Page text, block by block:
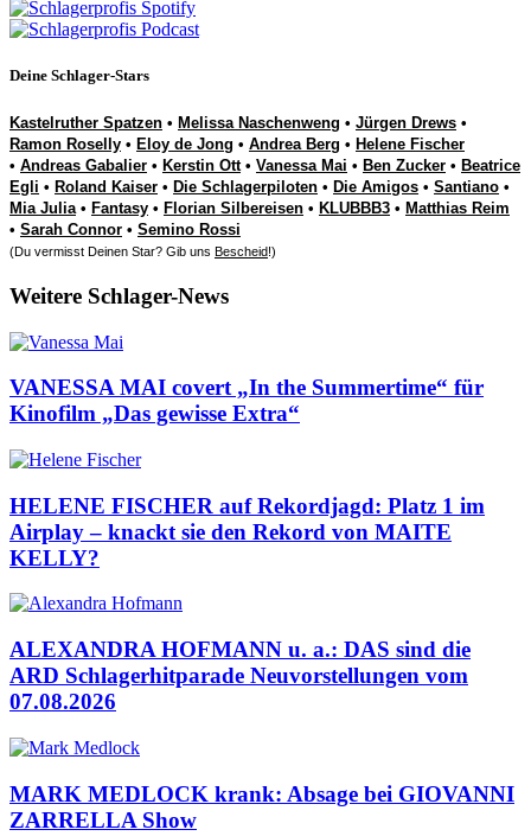
Deine Schlager-Stars
Kastelruther Spatzen • Melissa Naschenweng • Jürgen Drews •
Ramon Roselly • Eloy de Jong • Andrea Berg • Helene Fischer
• Andreas Gabalier • Kerstin Ott• Vanessa Mai • Ben Zucker • Beatrice
Egli • Roland Kaiser • Die Schlagerpiloten • Die Amigos • Santiano •
Mia Julia• Fantasy • Florian Silbereisen • KLUBBB3 • Matthias Reim
• Sarah Connor • Semino Rossi
(Du vermisst Deinen Star? Gib uns Bescheid!)
Weitere Schlager-News
VANESSA MAI covert „In the Summertime“ für
Kinofilm „Das gewisse Extra“
HELENE FISCHER auf Rekordjagd: Platz 1 im
Airplay – knackt sie den Rekord von MAITE
KELLY?
ALEXANDRA HOFMANN u. a.: DAS sind die
ARD Schlagerhitparade Neuvorstellungen vom
07.08.2026
MARK MEDLOCK krank: Absage bei GIOVANNI
ZARRELLA Show